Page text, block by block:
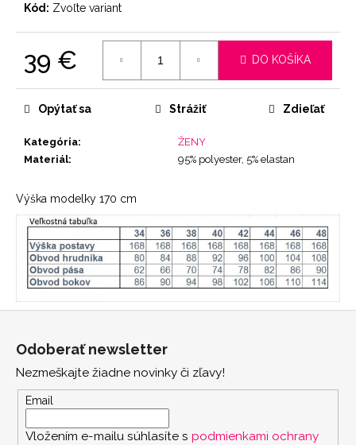
Kód: Zvoľte variant
39 € DO KOŠÍKA
Kategória:
ŽENY
Materiál: 95% polyester, 5% elastan
Opýtať sa Strážiť Zdieľať
Výška modelky 170 cm
Odoberať newsletter
Nezmeškajte žiadne novinky či zľavy!
Email
Vložením e-mailu súhlasíte s podmienkami ochrany